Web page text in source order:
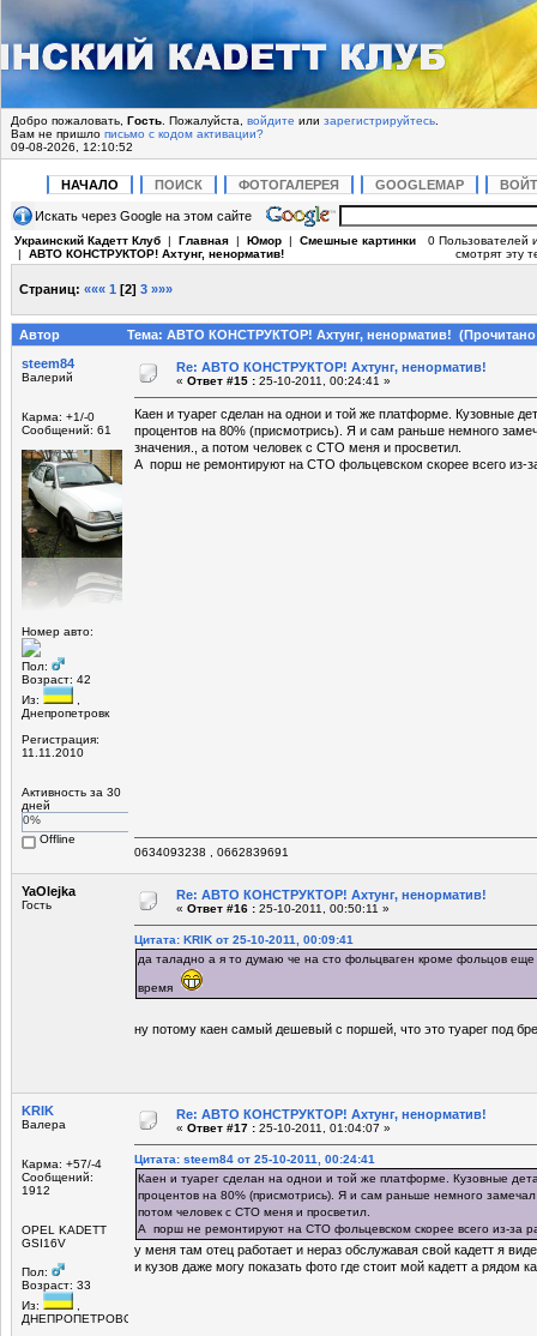
Добро пожаловать, Гость . Пожалуйста, войдите или зарегистрируйтесь
Вам не пришло письмо с кодом активации?
09-08-2026, 12:10:52
НАЧАЛО ПОИСК ФОТОГАЛЕРЕЯ GOOGLEMAP
Искать через Google на этом сайте
Украинский Кадетт Клуб | Главная | Юмор | Смешные картинки
| АВТО КОНСТРУКТОР! Ахтунг, ненорматив!
0 Пользователей
смотрят эту
Страниц: ««« 1 [2] 3 »»»
Автор
Тема: АВТО КОНСТРУКТОР! Ахтунг, ненорматив! (Прочитано
steem84
Валерий
Карма: +1/-0
Сообщений: 61
Номер авто:
Пол:
Возраст: 42
Из:
Днепропетровк
Регистрация:
11.11.2010
Активность за 30
дней
0%
Offline
Re: АВТО КОНСТРУКТОР! Ахтунг, ненорматив!
« Ответ #15 : 25-10-2011, 00:24:41 »
Каен и туарег сделан на однои и той же платформе. Кузовные
процентов на 80% (присмотрись). Я и сам раньше немного
значения., а потом человек с СТО меня и просветил.
А порш не ремонтируют на СТО фольцевском скорее всего из-за
0634093238 , 0662839691
YaOlejka
Гость
Re: АВТО КОНСТРУКТОР! Ахтунг, ненорматив!
« Ответ #16 : 25-10-2011, 00:50:11 »
Цитата: KRIK от 25-10-2011, 00:09:41
да таладно а я то думаю че на сто фольцваген кроме фольцов
время
ну потому каен самый дешевый с поршей, что это туарег под
KRIK
Валера
Карма: +57/-4
Сообщений:
1912
OPEL KADETT
GSI16V
Пол:
Возраст: 33
Из:
ДНЕПРОПЕТРОВСК
Re: АВТО КОНСТРУКТОР! Ахтунг, ненорматив!
« Ответ #17 : 25-10-2011, 01:04:07 »
Цитата: steem84 от 25-10-2011, 00:24:41
Каен и туарег сделан на однои и той же платформе. Кузовные
процентов на 80% (присмотрись). Я и сам раньше немного
потом человек с СТО меня и просветил.
А порш не ремонтируют на СТО фольцевском скорее всего из-за
у меня там отец работает и нераз обслужавая свой кадетт я
и кузов даже могу показать фото где стоит мой кадетт а рядом